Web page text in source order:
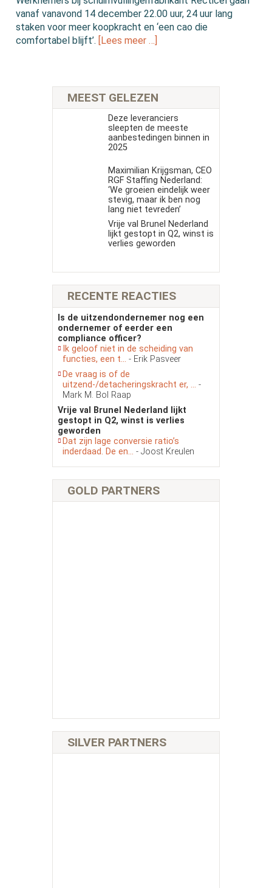
vanaf vanavond 14 december 22.00 uur, 24 uur lang
staken voor meer koopkracht en ‘een cao die
comfortabel blijft’. [Lees meer …]
MEEST GELEZEN
Deze leveranciers
sleepten de meeste
aanbestedingen binnen in
2025
Maximilian Krijgsman, CEO
RGF Staffing Nederland:
‘We groeien eindelijk weer
stevig, maar ik ben nog
lang niet tevreden’
Vrije val Brunel Nederland
lijkt gestopt in Q2, winst is
verlies geworden
RECENTE REACTIES
Is de uitzendondernemer nog een
ondernemer of eerder een
compliance officer?
Ik geloof niet in de scheiding van
functies, een t... - Erik Pasveer
De vraag is of de
uitzend-/detacheringskracht er, ... -
Mark M. Bol Raap
Vrije val Brunel Nederland lijkt
gestopt in Q2, winst is verlies
geworden
Dat zijn lage conversie ratio’s
inderdaad. De en... - Joost Kreulen
GOLD PARTNERS
SILVER PARTNERS